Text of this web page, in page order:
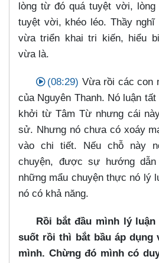
lòng từ đó quá tuyệt vời,
tuyệt vời, khéo léo. Thầy nghĩ
vừa triển khai tri kiến, hiểu
vừa là.
(08:29) Vừa rồi các con
của Nguyên Thanh. Nó luận
khởi từ Tâm Từ nhưng cái
sử. Nhưng nó chưa có xoáy
vào chi tiết. Nếu chỗ này
chuyện, được sự hướng
những mẩu chuyện thực nó lý
nó có khả năng.
Rồi bắt đầu mình lý
suốt rồi thì bắt bầu áp dụng
mình. Chừng đó mình có